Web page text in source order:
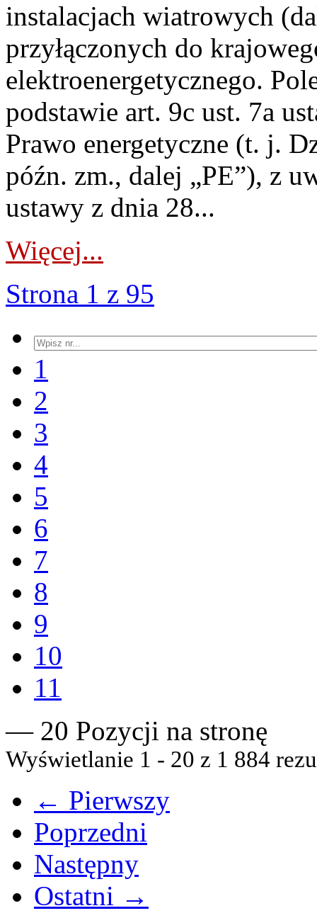
instalacjach wiatrowych
przyłączonych do
elektroenergetycznego.
podstawie art. 9c ust. 7a
Prawo energetyczne (t. j.
późn. zm., dalej „PE”), z
ustawy z dnia 28...
Więcej...
Strona 1 z 95
1
2
3
4
5
6
7
8
9
10
11
— 20 Pozycji na stronę
Wyświetlanie 1 - 20 z 1 884
← Pierwszy
Poprzedni
Następny
Ostatni →